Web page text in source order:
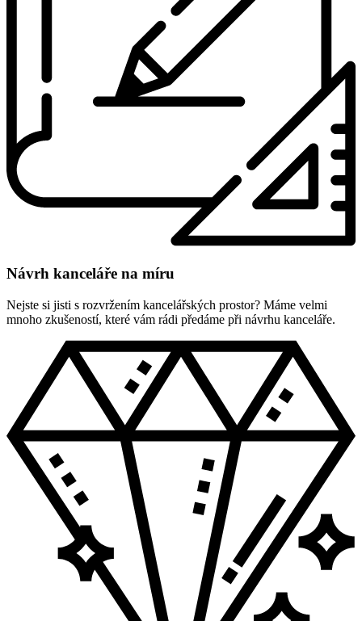
Návrh kanceláře na míru
Nejste si jisti s rozvržením kancelářských prostor? Máme velmi
mnoho zkušeností, které vám rádi předáme při návrhu kanceláře.